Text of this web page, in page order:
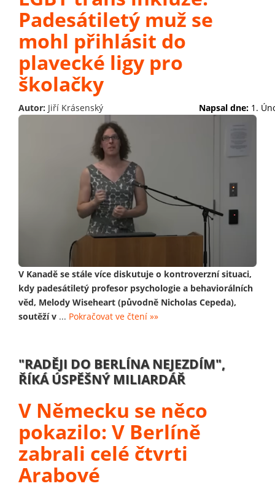
Padesátiletý muž se
mohl přihlásit do
plavecké ligy pro
školačky
Autor: Jiří Krásenský Napsal dne: 1.
V Kanadě se stále více diskutuje o kontroverzní situaci,
kdy padesátiletý profesor psychologie a behaviorálních
věd, Melody Wiseheart (původně Nicholas Cepeda),
soutěží v ... Pokračovat ve čtení »»
"RADĚJI DO BERLÍNA NEJEZDÍM",
ŘÍKÁ ÚSPĚŠNÝ MILIARDÁŘ
V Německu se něco
pokazilo: V Berlíně
zabrali celé čtvrti
Arabové